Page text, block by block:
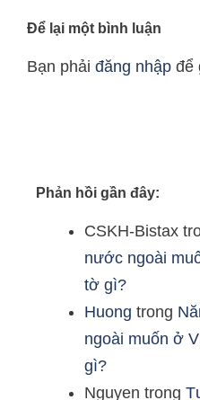
Để lại một bình luận
Bạn phải đăng nhập để
Phản hồi gần đây:
CSKH-Bistax
nước ngoài
tờ gì?
Huong trong
ngoài muốn ở
gì?
Nguyen trong